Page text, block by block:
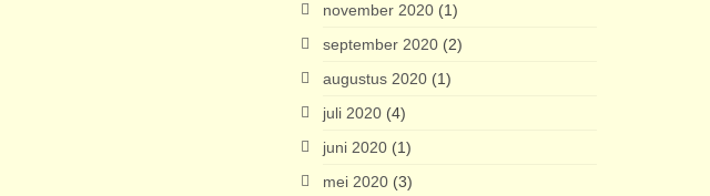
november 2020(1)
september 2020(2)
augustus 2020(1)
juli 2020(4)
juni 2020(1)
mei 2020(3)